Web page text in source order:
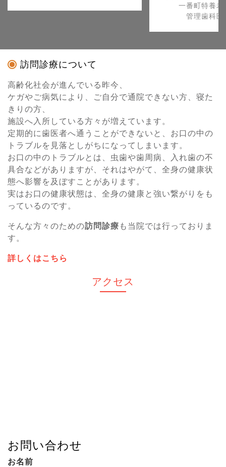
一番町特養
管理歯科医
訪問診療について
高齢化社会が進んでいる昨今、
ケガやご病気により、ご自分で通院できない方、寝た
きりの方、
施設へ入所している方々が増えています。
定期的に歯医者へ通うことができないと、お口の中の
トラブルを見落としがちになってしまいます。
お口の中のトラブルとは、虫歯や歯周病、入れ歯の不
具合などがありますが、それはやがて、全身の健康状
態へ影響を及ぼすことがあります。
実はお口の健康状態は、全身の健康と強い繋がりをも
っているのです。
そんな方々のための訪問診療 も当院では行っておりま
す。
詳しくはこちら
アクセス
お問い合わせ
お名前